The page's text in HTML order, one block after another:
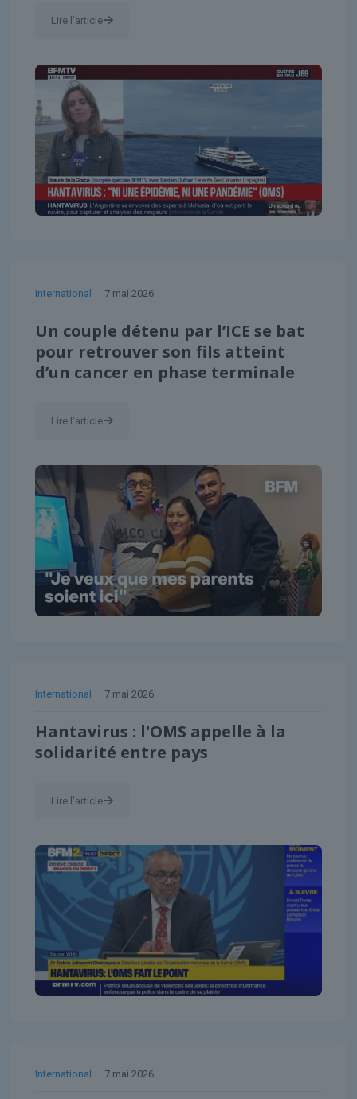
Lire l'article
International 7 mai 2026
Un couple détenu par l’ICE se bat
pour retrouver son fils atteint
d’un cancer en phase terminale
Lire l'article
International 7 mai 2026
Hantavirus : l'OMS appelle à la
solidarité entre pays
Lire l'article
International 7 mai 2026